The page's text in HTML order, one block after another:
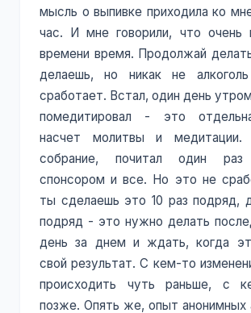
мысль о выпивке приходила ко
час. И мне говорили, что очень
времени время. Продолжай
делаешь, но никак не
сработает. Встал, один день
помедитировал - это
насчет молитвы и медитации.
собрание, почитал один
спонсором и все. Но это не
ты сделаешь это 10 раз подряд,
подряд - это нужно делать
день за днем и ждать, когда
свой результат. С кем-то
происходить чуть раньше, с
позже. Опять же, опыт анонимных